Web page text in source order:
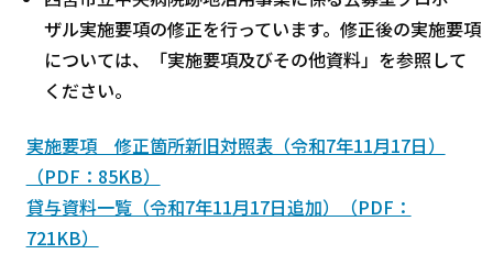
ザル実施要項の修正を行っています。修正後の実施要項
については、「実施要項及びその他資料」を参照して
ください。
実施要項 修正箇所新旧対照表（令和7年11月17日）
（PDF：85KB）
貸与資料一覧（令和7年11月17日追加）（PDF：
721KB）